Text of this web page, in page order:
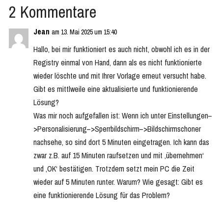
2 Kommentare
Jean am 13. Mai 2025 um 15:40
Hallo, bei mir funktioniert es auch nicht, obwohl ich es in der
Registry einmal von Hand, dann als es nicht funktionierte
wieder löschte und mit Ihrer Vorlage erneut versucht habe.
Gibt es mittlweile eine aktualisierte und funktionierende
Lösung?
Was mir noch aufgefallen ist: Wenn ich unter Einstellungen–
>Personalisierung–>Sperrbildschirm–>Bildschirmschoner
nachsehe, so sind dort 5 Minuten eingetragen. Ich kann das
zwar z.B. auf 15 Minuten raufsetzen und mit ‚übernehmen‘
und ‚OK‘ bestätigen. Trotzdem setzt mein PC die Zeit
wieder auf 5 Minuten runter. Warum? Wie gesagt: Gibt es
eine funktionierende Lösung für das Problem?